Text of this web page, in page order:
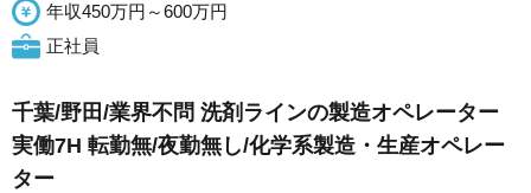
年収450万円～600万円
正社員
千葉/野田/業界不問 洗剤ラインの製造オペレーター
実働7H 転勤無/夜勤無し/化学系製造・生産オペレー
ター